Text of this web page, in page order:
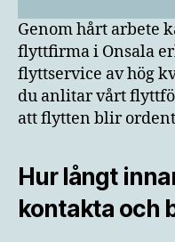
Genom hårt arbete
flyttfirma i Onsala
flyttservice av hög
du anlitar vårt
att flytten blir
Hur långt
kontakta och